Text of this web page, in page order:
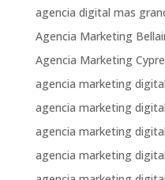
agencia digital mas
Agencia Marketing
Agencia Marketing
agencia marketing digital
agencia marketing
agencia marketing
agencia marketing